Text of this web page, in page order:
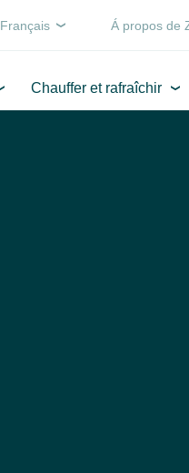
Français Á propos de
Chauffer et rafraîchir